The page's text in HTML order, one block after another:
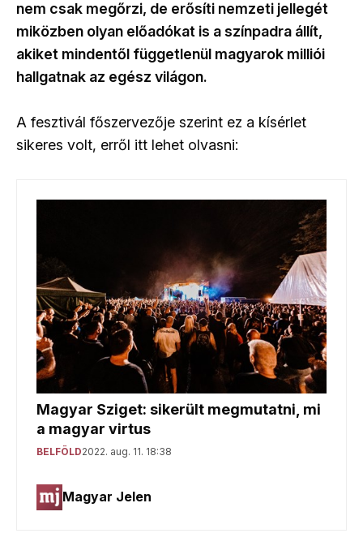
nem csak megőrzi, de erősíti nemzeti jellegét
miközben olyan előadókat is a színpadra állít,
akiket mindentől függetlenül magyarok milliói
hallgatnak az egész világon.
A fesztivál főszervezője szerint ez a kísérlet
sikeres volt, erről itt lehet olvasni: